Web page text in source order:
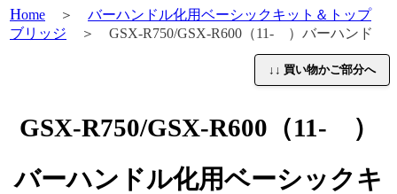
Home ＞ バーハンドル化用ベーシックキット＆トップ
ブリッジ ＞ GSX-R750/GSX-R600（11- ）バーハンド
↓↓ 買い物かご部分へ
GSX-R750/GSX-R600（11- ）
バーハンドル化用ベーシックキ